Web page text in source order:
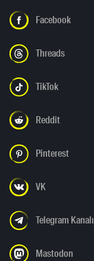
Facebook
Threads
TikTok
Reddit
Pinterest
VK
Telegram Kanalı
Mastodon